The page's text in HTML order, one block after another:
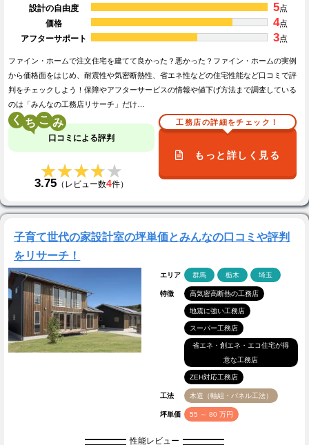
設計の自由度
5点
価格
4点
アフターサポート
3点
ファイン・ホームで注文住宅を建てて良かった？悪かった？ファイン・ホームの実例
から価格面をはじめ、耐震性や気密断熱性、省エネ性などの住宅性能など口コミで評
判をチェックしよう！保障やアフターサービスの情報や値下げ方法まで調査している
のは「みんなの工務店リサーチ」だけ…
く こ
口コミによる評判
★★★★★
★★★★★
3.75 （レビュー数4件）
工務店の詳細をチェック！
もっと詳しく見る
子育て世代の家設計室の坪単価とみんなの口コミや評判
をリサーチ！
エリア 群馬 栃木 埼玉
特徴 高気密高断熱の工務店
地震に強い工務店
スーパー工務店
省エネ・創エネ・エコ住宅が得
意な工務店
ZEH対応工務店
工法 木造（軸組・パネル工法）
坪単価 55 ～ 80 万円
性能レビュー